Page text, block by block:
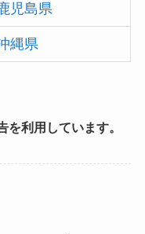
児島県
縄県
利用しています。